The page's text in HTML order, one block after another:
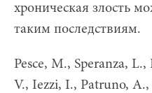
хроническая злость
таким последствиям.
Pesce, M., Speranza,
V., Iezzi, I., Patruno, A.,